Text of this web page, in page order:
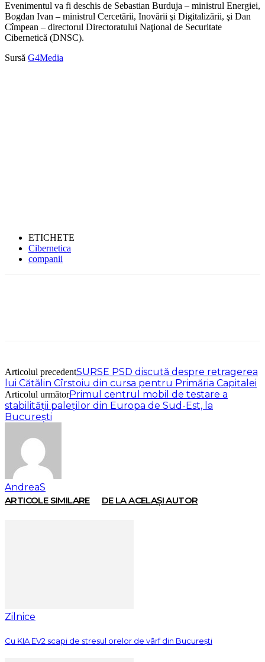
Evenimentul va fi deschis de Sebastian Burduja – ministrul Energiei,
Bogdan Ivan – ministrul Cercetării, Inovării şi Digitalizării, şi Dan
Cîmpean – directorul Directoratului Naţional de Securitate
Cibernetică (DNSC).
Sursă G4Media
ETICHETE
Cibernetica
companii
Articolul precedentSURSE PSD discută despre retragerea
lui Cătălin Cîrstoiu din cursa pentru Primăria Capitalei
Articolul următorPrimul centrul mobil de testare a
stabilității paleților din Europa de Sud-Est, la
București
AndreaS
ARTICOLE SIMILARE
DE LA ACELAȘI AUTOR
Zilnice
Cu KIA EV2 scapi de stresul orelor de vârf din București